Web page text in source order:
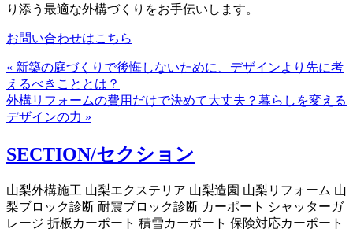
り添う最適な外構づくりをお手伝いします。
お問い合わせはこちら
« 新築の庭づくりで後悔しないために、デザインより先に考
えるべきこととは？
外構リフォームの費用だけで決めて大丈夫？暮らしを変える
デザインの力 »
SECTION/セクション
山梨外構施工 山梨エクステリア 山梨造園 山梨リフォーム 山
梨ブロック診断 耐震ブロック診断 カーポート シャッターガ
レージ 折板カーポート 積雪カーポート 保険対応カーポート